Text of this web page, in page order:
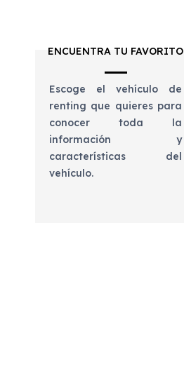
ENCUENTRA TU FAVORITO
Escoge el vehículo de
renting que quieres para
conocer toda la
información y
características del
vehículo.